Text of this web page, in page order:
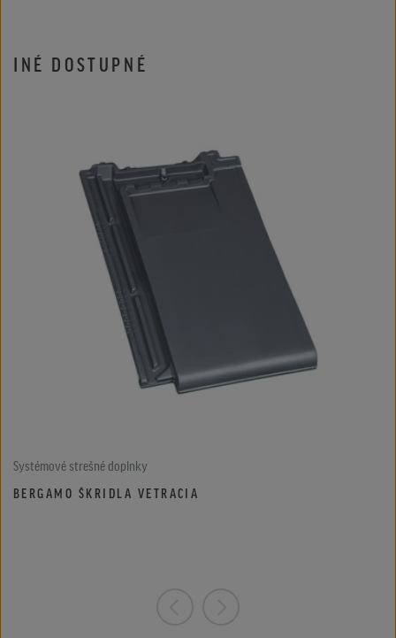
INÉ DOSTUPNÉ
Systémové strešné doplnky
BERGAMO ŠKRIDLA VETRACIA